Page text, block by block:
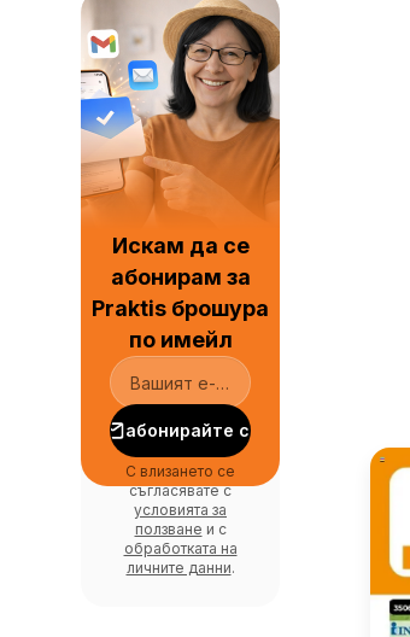
Искам да се
абонирам за
Praktis брошура
по имейл
абонирайте се
С влизането се
съгласявате с
условията за
ползване и с
обработката на
личните данни.